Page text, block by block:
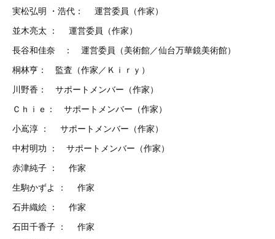
実松弘明 ・浩代： 運営委員（作家）
並木亮太 ： 運営委員（作家）
長谷和佳奈 ： 運営委員（美術館／仙台万華鏡美術館）
桐林亨： 監査（作家／Ｋｉｒｙ）
川野香： サポートメンバー（作家）
Ｃｈｉｅ： サポートメンバー（作家）
小嶌淳 ： サポートメンバー（作家）
中村明功 ： サポートメンバー（作家）
赤津純子 ： 作家
生駒かずよ ： 作家
石井織絵 ： 作家
石田千香子 ： 作家